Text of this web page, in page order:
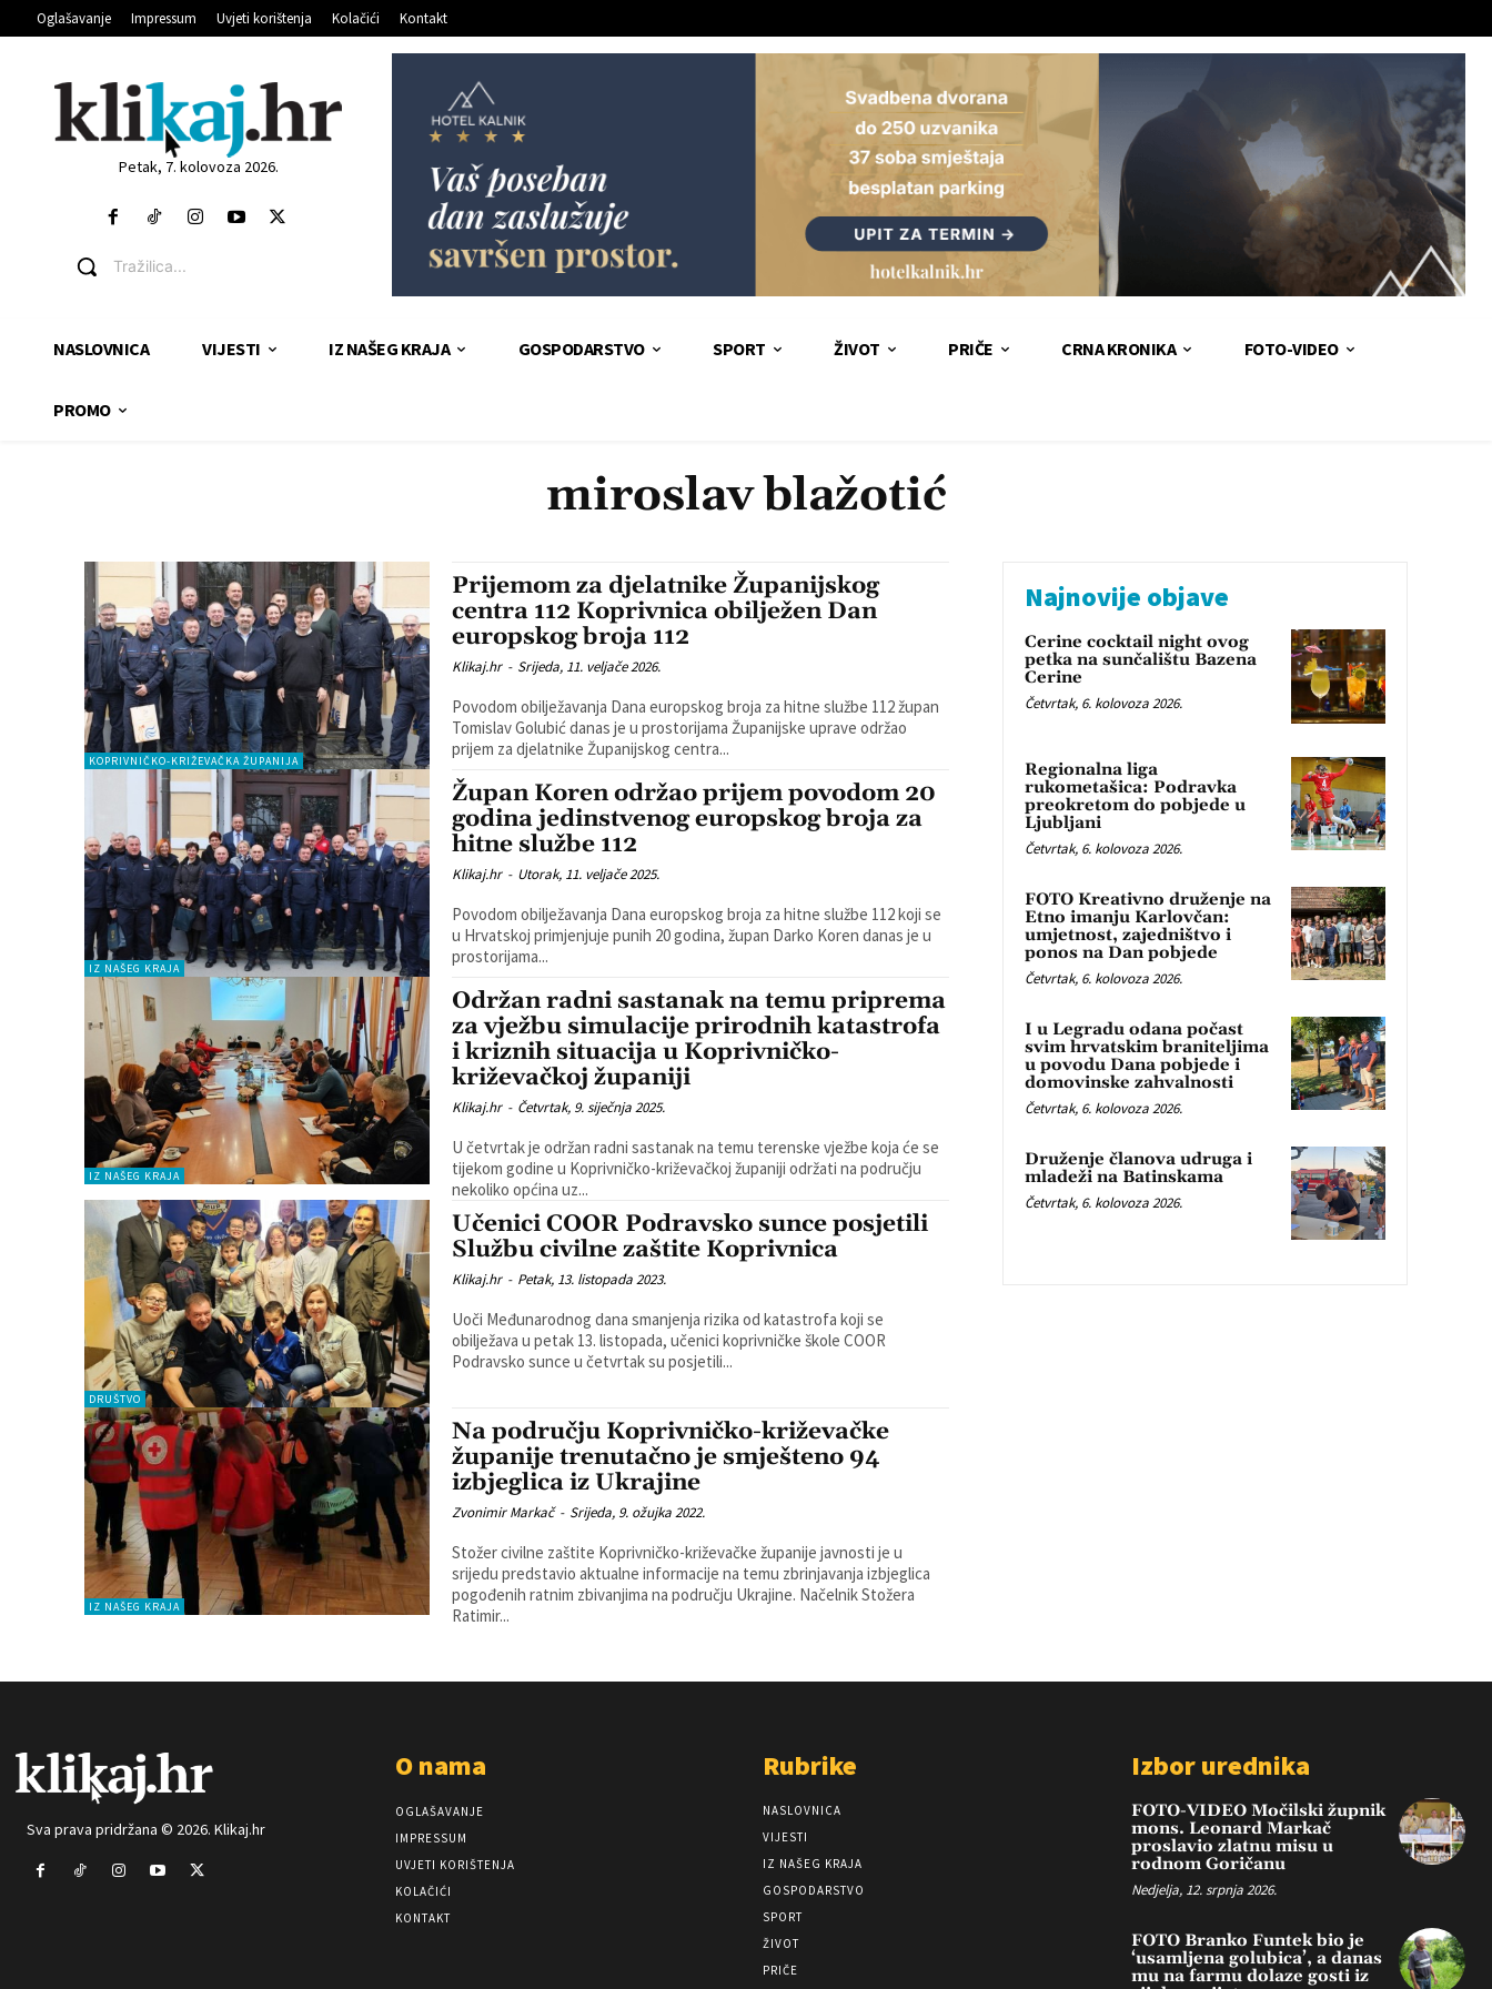
Oglašavanje Impressum Uvjeti korištenja Kolačići Kontakt
Petak, 7. kolovoza 2026.
Tražilica...
NASLOVNICA VIJESTI IZ NAŠEG KRAJA GOSPODARSTVO SPORT ŽIVOT PRIČE CRNA KRONIKA FOTO-VIDEO
PROMO
miroslav blažotić
KOPRIVNIČKO-KRIŽEVAČKA ŽUPANIJA
Prijemom za djelatnike Županijskog
centra 112 Koprivnica obilježen Dan
europskog broja 112
Klikaj.hr - Srijeda, 11. veljače 2026.
Povodom obilježavanja Dana europskog broja za hitne službe 112 župan
Tomislav Golubić danas je u prostorijama Županijske uprave održao
prijem za djelatnike Županijskog centra...
IZ NAŠEG KRAJA
Župan Koren održao prijem povodom 20
godina jedinstvenog europskog broja za
hitne službe 112
Klikaj.hr - Utorak, 11. veljače 2025.
Povodom obilježavanja Dana europskog broja za hitne službe 112 koji se
u Hrvatskoj primjenjuje punih 20 godina, župan Darko Koren danas je u
prostorijama...
IZ NAŠEG KRAJA
Održan radni sastanak na temu priprema
za vježbu simulacije prirodnih katastrofa
i kriznih situacija u Koprivničko-
križevačkoj županiji
Klikaj.hr - Četvrtak, 9. siječnja 2025.
U četvrtak je održan radni sastanak na temu terenske vježbe koja će se
tijekom godine u Koprivničko-križevačkoj županiji održati na području
nekoliko općina uz...
DRUŠTVO
Učenici COOR Podravsko sunce posjetili
Službu civilne zaštite Koprivnica
Klikaj.hr - Petak, 13. listopada 2023.
Uoči Međunarodnog dana smanjenja rizika od katastrofa koji se
obilježava u petak 13. listopada, učenici koprivničke škole COOR
Podravsko sunce u četvrtak su posjetili...
IZ NAŠEG KRAJA
Na području Koprivničko-križevačke
županije trenutačno je smješteno 94
izbjeglica iz Ukrajine
Zvonimir Markač - Srijeda, 9. ožujka 2022.
Stožer civilne zaštite Koprivničko-križevačke županije javnosti je u
srijedu predstavio aktualne informacije na temu zbrinjavanja izbjeglica
pogođenih ratnim zbivanjima na području Ukrajine. Načelnik Stožera
Ratimir...
Najnovije objave
Cerine cocktail night ovog
petka na sunčalištu Bazena
Cerine
Četvrtak, 6. kolovoza 2026.
Regionalna liga
rukometašica: Podravka
preokretom do pobjede u
Ljubljani
Četvrtak, 6. kolovoza 2026.
FOTO Kreativno druženje na
Etno imanju Karlovčan:
umjetnost, zajedništvo i
ponos na Dan pobjede
Četvrtak, 6. kolovoza 2026.
I u Legradu odana počast
svim hrvatskim braniteljima
u povodu Dana pobjede i
domovinske zahvalnosti
Četvrtak, 6. kolovoza 2026.
Druženje članova udruga i
mladeži na Batinskama
Četvrtak, 6. kolovoza 2026.
Sva prava pridržana © 2026. Klikaj.hr
O nama
OGLAŠAVANJE
IMPRESSUM
UVJETI KORIŠTENJA
KOLAČIĆI
KONTAKT
Rubrike
NASLOVNICA
VIJESTI
IZ NAŠEG KRAJA
GOSPODARSTVO
SPORT
ŽIVOT
PRIČE
Izbor urednika
FOTO-VIDEO Močilski župnik
mons. Leonard Markač
proslavio zlatnu misu u
rodnom Goričanu
Nedjelja, 12. srpnja 2026.
FOTO Branko Funtek bio je
‘usamljena golubica’, a danas
mu na farmu dolaze gosti iz